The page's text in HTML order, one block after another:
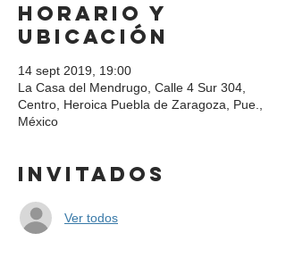
Horario y
ubicación
14 sept 2019, 19:00
La Casa del Mendrugo, Calle 4 Sur 304,
Centro, Heroica Puebla de Zaragoza, Pue.,
México
Invitados
Ver todos